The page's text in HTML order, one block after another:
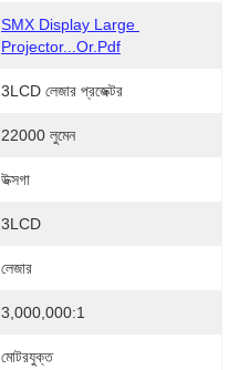
SMX Display Large
Projector...or.pdf
3LCD লেজার প্রজেক্টর
22000 লুমেন
উক্সগা
3LCD
লেজার
3,000,000:1
মোটরযুক্ত